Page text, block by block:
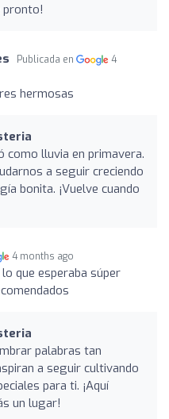
pronto!
Publicada en
4
hermosas
como lluvia en primavera.
a seguir creciendo
bonita. ¡Vuelve cuando
4 months ago
que esperaba súper
palabras tan
a seguir cultivando
para ti. ¡Aquí
un lugar!